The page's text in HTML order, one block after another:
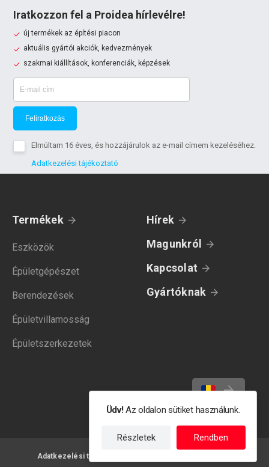
Iratkozzon fel a Proidea hírlevélre!
új termékek az építési piacon
aktuális gyártói akciók, kedvezmények
szakmai kiállítások, konferenciák, képzések
Feliratkozás
Elmúltam 16 éves, és hozzájárulok az e-mail címem kezeléséhez.
Adatkezelési tájékoztató
Termékek
Eszközök
Épületgépészet
Berendezések
Épületvillamosság
Épületszerkezetek
Hírek
Magunkról
Kapcsolat
Gyártóknak
Adatkezelési tájékoztató
Üdv!Az oldalon sütiket használunk.
Részletek Rendben